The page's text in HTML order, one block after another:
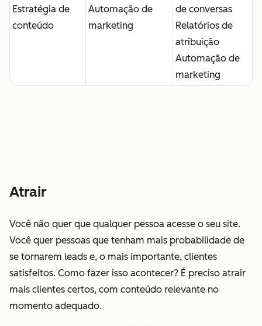
Estratégia de
conteúdo
Automação de
marketing
de conversas
Relatórios de
atribuição
Automação de
marketing
Atrair
Você não quer que qualquer pessoa acesse o seu site.
Você quer pessoas que tenham mais probabilidade de
se tornarem leads e, o mais importante, clientes
satisfeitos. Como fazer isso acontecer? É preciso atrair
mais clientes certos, com conteúdo relevante no
momento adequado.